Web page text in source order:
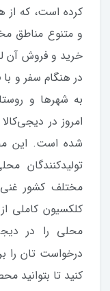
کرده است، که
و متنوع مناطق
خرید و فروش آن
در هنگام سفر و
به شهرها و
امروز در
شده است. این
تولیدکنندگان
مختلف کشور
کلکسیون کاملی
محلی را در
درخواست تان را
کنید تا بتوانید